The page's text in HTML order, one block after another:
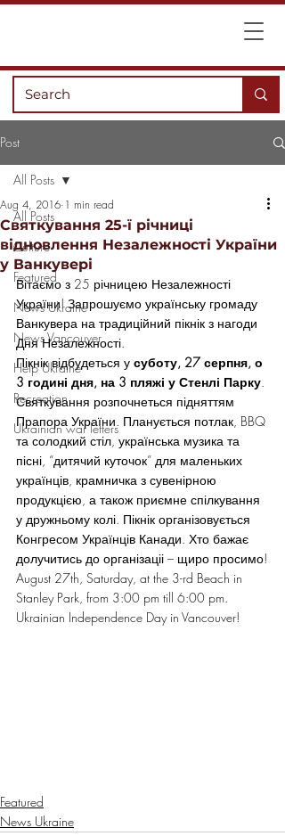
Post
All Posts
Culture
Featured
News Ukraine
News Vancouver
Help Ukraine
Recreation
Ukrainian war letters
All Posts
Святкування 25-ї річниці
відновлення Незалежності України
у Ванкувері
Aug 4, 2016 1 min read
Вітаємо з 25 річницею Незалежності
України! Запрошуємо українську громаду
Ванкувера на традиційний пікнік з нагоди
Дня Незалежності.
Пікнік відбудеться у суботу, 27 серпня, о
3 годині дня, на 3 пляжі у Стенлі Парку.
Святкування розпочнеться підняттям
Прапора України. Планується потлак, BBQ
та солодкий стіл, українська музика та
пісні, “дитячий куточок” для маленьких
українців, крамничка з сувенірною
продукцією, а також приємне спілкування
у дружньому колі. Пікнік організовується
Конгресом Українців Канади. Хто бажає
долучитись до організаціі – щиро просимо!
August 27th, Saturday, at the 3-rd Beach in
Stanley Park, from 3:00 pm till 6:00 pm.
Ukrainian Independence Day in Vancouver!
Featured
News Ukraine